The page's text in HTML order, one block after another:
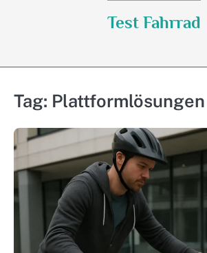
Test Fahrrad
Tag: Plattformlösungen